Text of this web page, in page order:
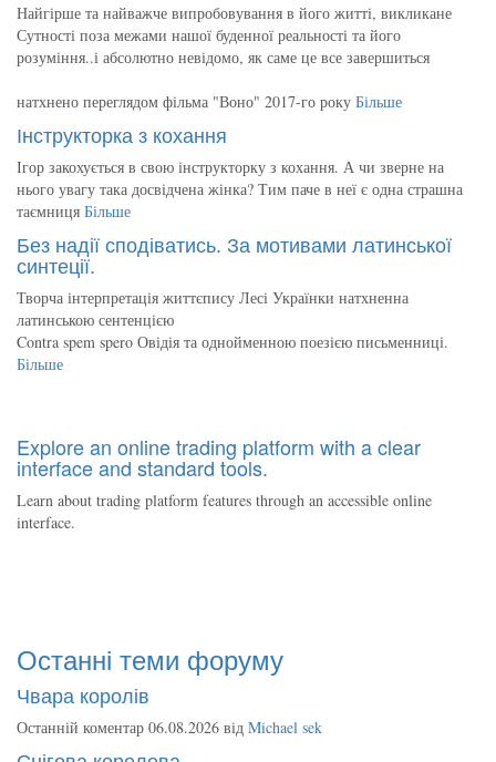
Найгірше та найважче випробовування в його житті, викликане
Сутності поза межами нашої буденної реальності та його
розуміння..і абсолютно невідомо, як саме це все завершиться
натхнено переглядом фільма "Воно" 2017-го року Більше
Інструкторка з кохання
Ігор закохується в свою інструкторку з кохання. А чи зверне на
нього увагу така досвідчена жінка? Тим паче в неї є одна страшна
таємниця Більше
Без надії сподіватись. За мотивами латинської
синтеції.
Творча інтерпретація життєпису Лесі Українки натхненна
латинською сентенцією
Contra spem spero Овідія та однойменною поезією письменниці.
Більше
Explore an online trading platform with a clear
interface and standard tools.
Learn about trading platform features through an accessible online
interface.
Останні теми форуму
Чвара королів
Останній коментар 06.08.2026 від Michael sek